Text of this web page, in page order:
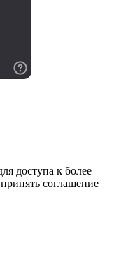
доступа к более
соглашение